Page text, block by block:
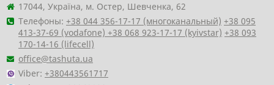
17044, Україна, м. Остер, Шевченка, 62
Телефоны: +38 044 356-17-17 (многоканальный) +38 095
413-37-69 (vodafone) +38 068 923-17-17 (kyivstar) +38 093
170-14-16 (lifecell)
office@tashuta.ua
Viber: +380443561717